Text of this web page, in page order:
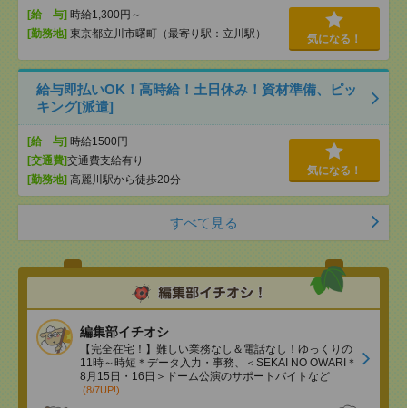
[給 与] 時給1,300円～
[勤務地] 東京都立川市曙町（最寄り駅：立川駅） 気になる！
給与即払いOK！高時給！土日休み！資材準備、ピッ
キング[派遣]
[給 与] 時給1500円
[交通費]交通費支給有り
[勤務地] 高麗川駅から徒歩20分
気になる！
すべて見る
編集部イチオシ
【完全在宅！】難しい業務なし＆電話なし！ゆっくりの
11時～時短＊データ入力・事務、＜SEKAI NO OWARI＊
8月15日・16日＞ドーム公演のサポートバイトなど
(8/7UP!)